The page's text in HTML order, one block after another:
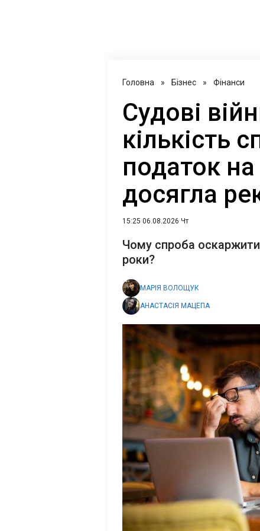
Головна » Бізнес » Фінанси
Судові
кількість
податок
досягла
15:25 06.08.2026 Чт
Чому спроба
роки?
МАРІЯ ВОЛОЩУК
АНАСТАСІЯ МАЦЕПА